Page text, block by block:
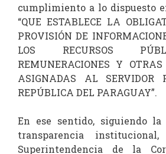
cumplimiento a lo dispuesto
“QUE ESTABLECE LA
PROVISIÓN DE
LOS RECURSOS
REMUNERACIONES Y OTRAS
ASIGNADAS AL SERVIDOR
REPÚBLICA DEL PARAGUAY”.
En ese sentido, siguiendo
transparencia
Superintendencia de la